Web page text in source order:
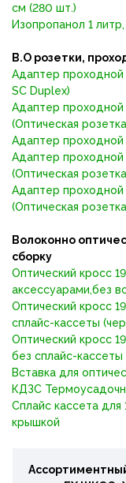
см (280 шт.)
Изопропанол 1
В.О розетки,
Адаптер
SC Duplex)
Адаптер
(Оптическая
Адаптер
Адаптер проходной
(Оптическая
Адаптер проходной
(Оптическая
Волоконно
сборку
Оптический кросс
аксессуарами,без
Оптический кросс
сплайс-кассеты
Оптический кросс
без сплайс-кассеты
Вставка для
КДЗС
Сплайс кассета для
крышкой